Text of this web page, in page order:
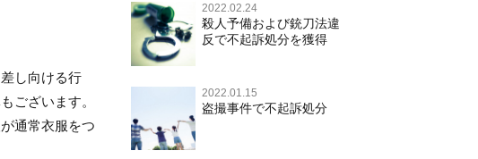
し向ける行
ございます。
通常衣服をつ
不正競争防止法
住居侵入等
2022.02.24
殺人予備および銃刀法違
反で不起訴処分を獲得
2022.01.15
盗撮事件で不起訴処分